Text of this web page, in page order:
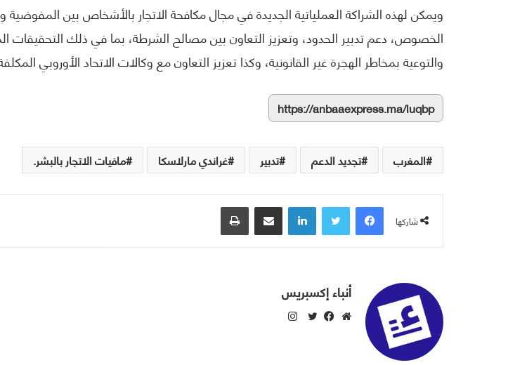
ويمكن لهذه الشراكة العملياتية الجديدة في مجال مكافحة الاتجار بالأشخاص بين
الخصوص، دعم تدبير الحدود، وتعزيز التعاون بين مصالح الشرطة، بما في ذلك التحقيقات
والتوعية بمخاطر الهجرة غير القانونية، وكذا تعزيز التعاون مع وكالات الاتحاد الأوروبي
https://anbaaexpress.ma/luqbp
المغرب تجديد الدعم تدبير غراندي مارلاسكا مافيات الاتجار بالبشر.
شاركها
فيسبوك
أنباء إكسبريس